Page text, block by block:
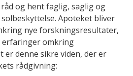
og hent faglig, saglig og
Apoteket bliver
nye forskningsresultater,
erfaringer omkring
er denne sikre viden, der er
rådgivning: